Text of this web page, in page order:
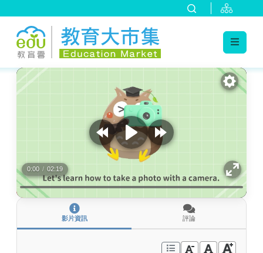
:::
0:00 / 02:19
影片資訊 評論